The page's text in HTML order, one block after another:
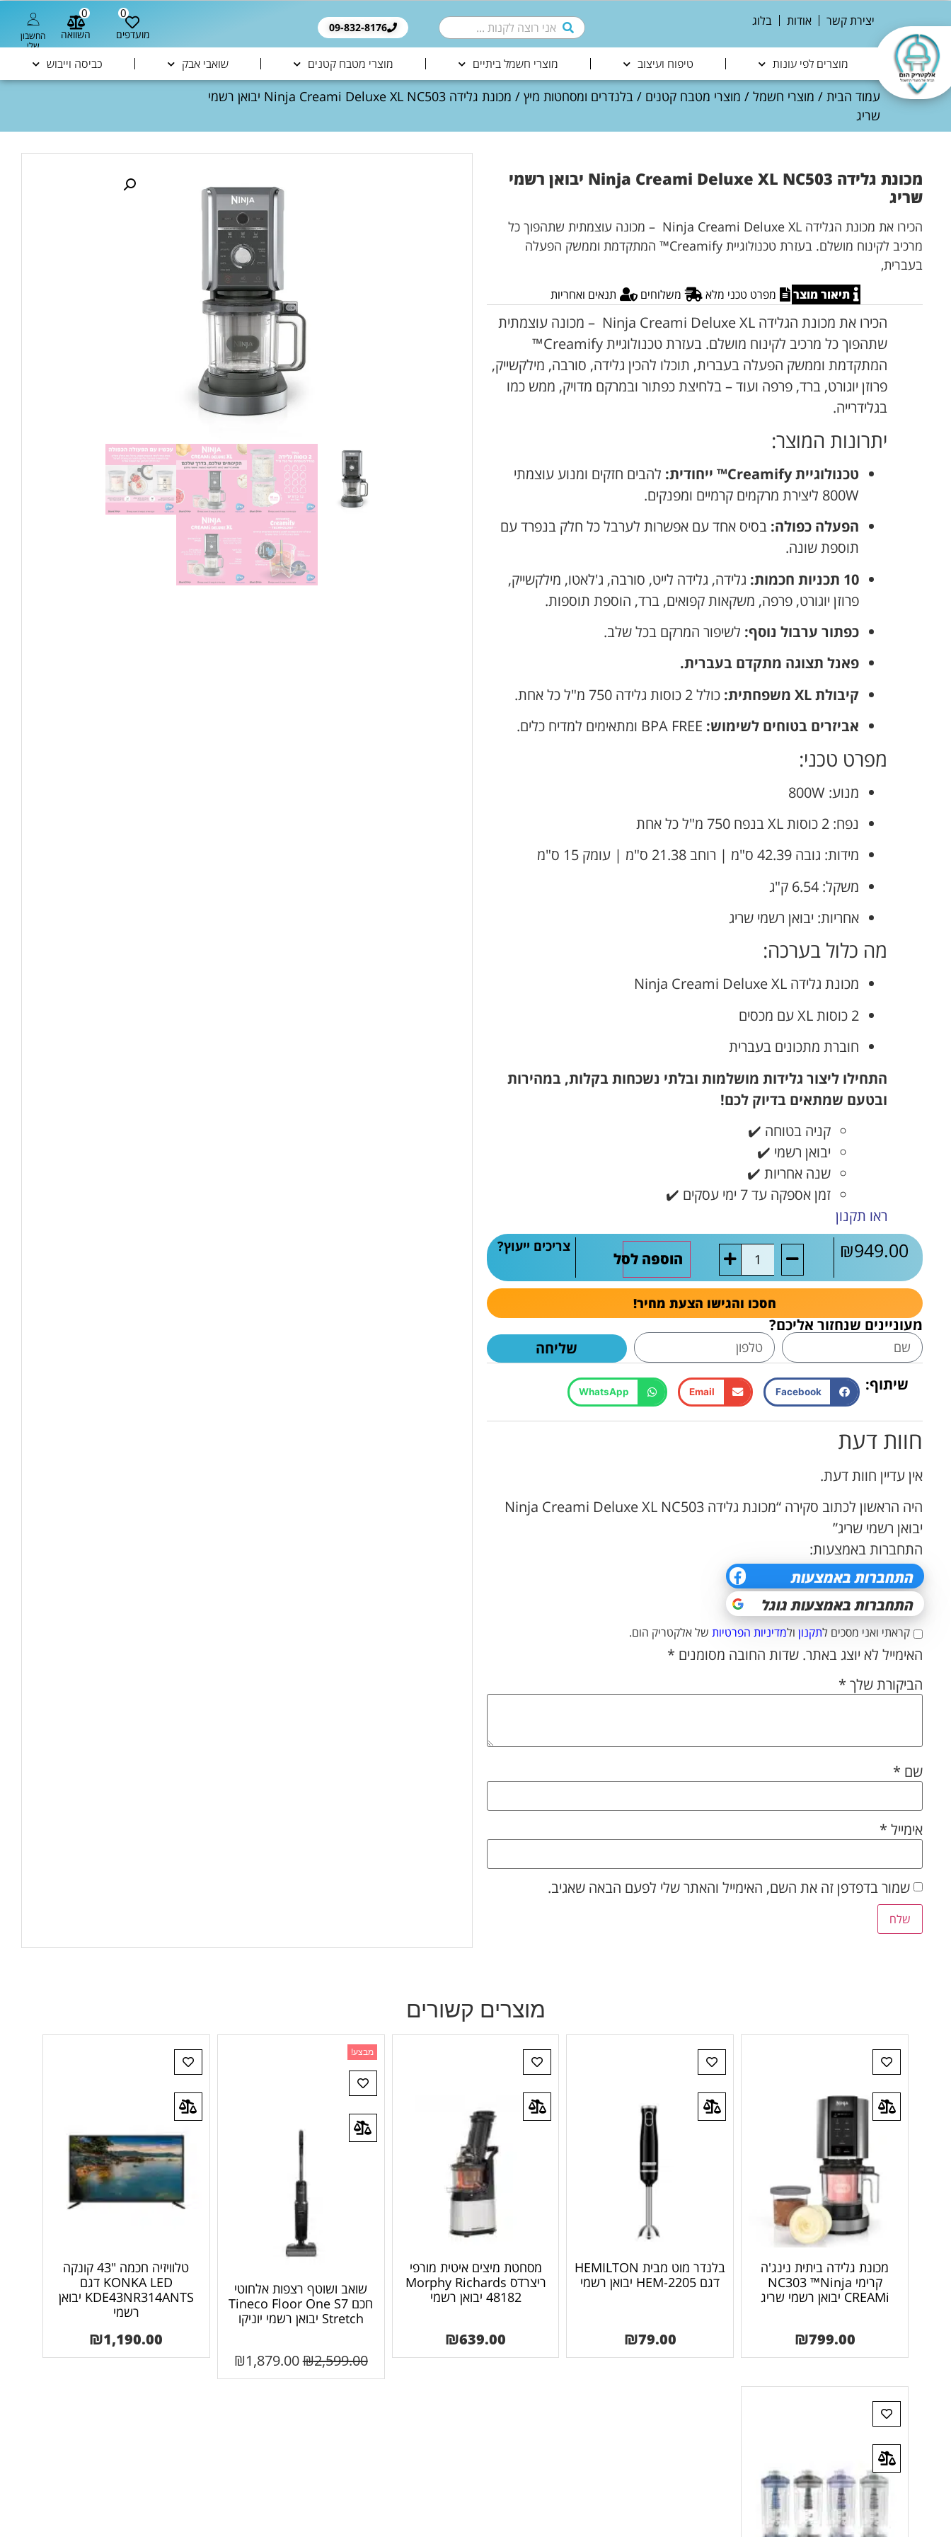
יצירת קשר אודות בלוג 09-832-8176​
מועדפים
0
השוואה
0
החשבון
שלי
מוצרים לפי עונות טיפוח ועיצוב מוצרי חשמל ביתיים מוצרי מטבח קטנים שואבי אבק כביסה וייבוש
עמוד הבית / מוצרי חשמל / מוצרי מטבח קטנים / בלנדרים ומסחטות מיץ
/ מכונת גלידה Ninja Creami Deluxe XL NC503 יבואן רשמי
שריג
מכונת גלידה Ninja Creami Deluxe XL NC503 יבואן רשמי
שריג
הכירו את מכונת הגלידה Ninja Creami Deluxe XL – מכונה עוצמתית שתהפוך כל
מרכיב לקינוח מושלם. בעזרת טכנולוגיית Creamify™ המתקדמת וממשק הפעלה
בעברית,
תיאור מוצר מפרט טכני מלא משלוחים תנאים ואחריות
הכירו את מכונת הגלידה Ninja Creami Deluxe XL – מכונה עוצמתית
שתהפוך כל מרכיב לקינוח מושלם. בעזרת טכנולוגיית Creamify™
המתקדמת וממשק הפעלה בעברית, תוכלו להכין גלידה, סורבה, מילקשייק,
פרוזן יוגורט, ברד, פרפה ועוד – בלחיצת כפתור ובמרקם מדויק, ממש כמו
בגלידרייה.
יתרונות המוצר:
טכנולוגיית Creamify™ ייחודית:
להבים חזקים ומנוע עוצמתי
800W ליצירת מרקמים קרמיים ומפנקים.
הפעלה כפולה: בסיס אחד עם אפשרות לערבל כל חלק בנפרד עם
תוספת שונה.
10 תכניות חכמות:
גלידה, גלידה לייט, סורבה, ג'לאטו, מילקשייק,
פרוזן יוגורט, פרפה, משקאות קפואים, ברד, הוספת תוספות.
כפתור ערבול נוסף: לשיפור המרקם בכל שלב.
פאנל תצוגה מתקדם בעברית.
קיבולת XL משפחתית:
כולל 2 כוסות גלידה 750 מ"ל כל אחת.
אביזרים בטוחים לשימוש:
מפרט טכני:
מנוע: 800W
נפח: 2 כוסות XL בנפח 750 מ"ל כל אחת
מידות: גובה 42.39 ס"מ | רוחב 21.38 ס"מ | עומק 15 ס"מ
משקל: 6.54 ק"ג
אחריות: יבואן רשמי שריג
מה כלול בערכה:
מכונת גלידה Ninja Creami Deluxe XL
2 כוסות XL עם מכסים
חוברת מתכונים בעברית
התחילו ליצור גלידות מושלמות ובלתי נשכחות בקלות, במהירות
ובטעם שמתאים בדיוק לכם!
קניה בטוחה ✔️
יבואן רשמי ✔️
שנה אחריות ✔️
זמן אספקה עד 7 ימי עסקים ✔️
ראו תקנון
₪949.00 הוספה לסל
צריכים ייעוץ?
חסכו והגישו הצעת מחיר!
מעוניינים שנחזור אליכם?
שליחה
שיתוף:
Facebook
Email
WhatsApp
חוות דעת
אין עדיין חוות דעת.
היה הראשון לכתוב סקירה “מכונת גלידה Ninja Creami Deluxe XL NC503
יבואן רשמי שריג”
התחברות באמצעות:
קראתי ואני מסכים לתקנון ולמדיניות הפרטיות של אלקטריק הום.
האימייל לא יוצג באתר. שדות החובה מסומנים *
הביקורת שלך *
שם *
אימייל *
שמור בדפדפן זה את השם, האימייל והאתר שלי לפעם הבאה שאגיב.
מוצרים קשורים
מכונת גלידה ביתית נינג'ה
קרימי NC303 ™Ninja
CREAMi יבואן רשמי שריג
₪799.00
בלנדר מוט מבית HEMILTON
דגם 2205-HEM יבואן רשמי
₪79.00
מסחטת מיצים איטית מורפי
ריצרדס Morphy Richards
48182 יבואן רשמי
₪639.00
מבצע!
שואב ושוטף רצפות אלחוטי
חכם Tineco Floor One S7
Stretch יבואן רשמי יוניקו
₪2,599.00
₪1,879.00
טלוויזיה חכמה "43 קונקה
KONKA LED דגם
KDE43NR314ANTS יבואן
רשמי
₪1,190.00